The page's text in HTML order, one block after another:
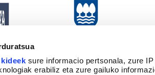
sure informacio pertsonala, zure
erabiliz eta zure gailuko